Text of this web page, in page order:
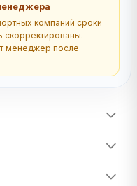
компаний сроки
скорректированы.
менеджер после